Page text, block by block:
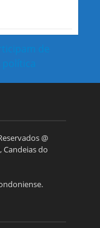
de
@
Candeias do